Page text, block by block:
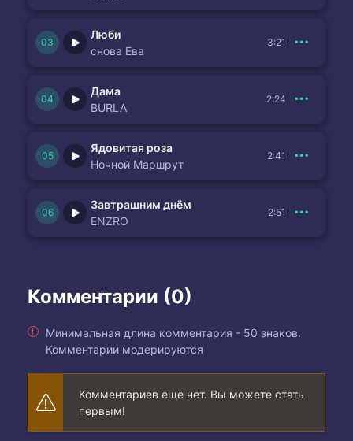
Люби
снова Ева
3:21
Дама
BURLA
2:24
Ядовитая роза
Ночной Маршрут
2:41
Завтрашним днём
ENZRO
2:51
Комментарии (0)
Минимальная длина комментария - 50 знаков.
Комментарии модерируются
Комментариев еще нет. Вы можете стать
первым!